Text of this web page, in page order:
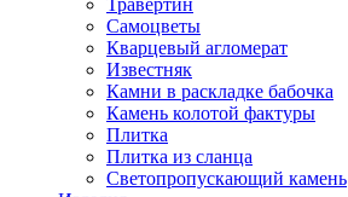
Травертин
Самоцветы
Кварцевый агломерат
Известняк
Камни в раскладке бабочка
Камень колотой фактуры
Плитка
Плитка из сланца
Светопропускающий камень